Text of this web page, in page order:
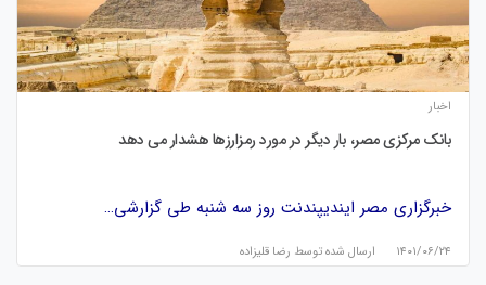
اخبار
بانک مرکزی مصر، بار دیگر در مورد رمزارزها هشدار می دهد
خبرگزاری مصر ایندیپندنت روز سه شنبه طی گزارشی…
۱۴۰۱/۰۶/۲۴ ارسال شده توسط رضا قلیزاده